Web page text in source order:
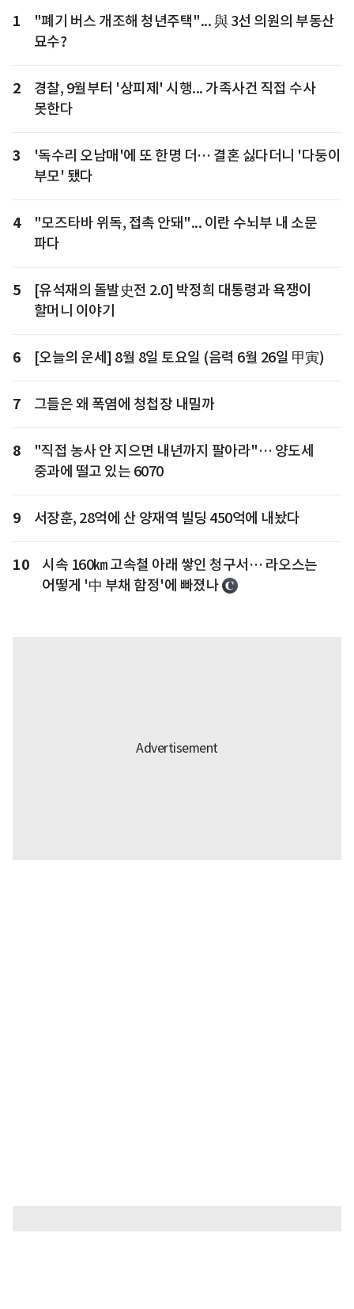
1
"폐기 버스 개조해 청년주택"... 與 3선 의원의 부동산
묘수?
2
경찰, 9월부터 '상피제' 시행... 가족사건 직접 수사
못한다
3
'독수리 오남매'에 또 한명 더… 결혼 싫다더니 '다둥이
부모' 됐다
4
"모즈타바 위독, 접촉 안돼"... 이란 수뇌부 내 소문
파다
5
[유석재의 돌발史전 2.0] 박정희 대통령과 욕쟁이
할머니 이야기
6 [오늘의 운세] 8월 8일 토요일 (음력 6월 26일 甲寅)
7 그들은 왜 폭염에 청첩장 내밀까
8
"직접 농사 안 지으면 내년까지 팔아라"… 양도세
중과에 떨고 있는 6070
9 서장훈, 28억에 산 양재역 빌딩 450억에 내놨다
10
시속 160㎞ 고속철 아래 쌓인 청구서… 라오스는
어떻게 '中 부채 함정'에 빠졌나